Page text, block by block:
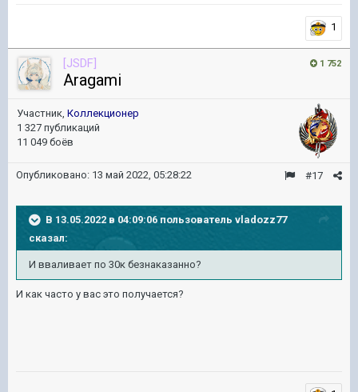
1
1 752
[JSDF]
Aragami
Участник, Коллекционер
1 327 публикаций
11 049 боёв
#17
Опубликовано: 13 май 2022, 05:28:22
В 13.05.2022 в 04:09:06 пользователь vladozz77
сказал:
И вваливает по 30к безнаказанно?
И как часто у вас это получается?